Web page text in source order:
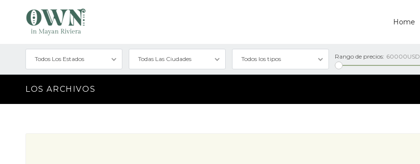
Home
Todos Los Estados Todas Las Ciudades Todos los tipos Rango de precios: 60000USD
LOS ARCHIVOS